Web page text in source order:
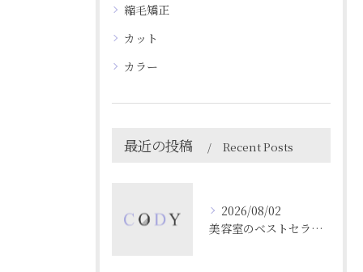
縮毛矯正
カット
カラー
最近の投稿 Recent Posts
2026/08/02
美容室のベストセラーを売上や予約数から徹底解析する最新ガイド